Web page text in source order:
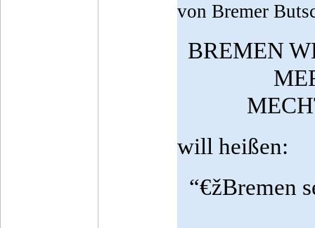
von Bremer
BREMEN
will heißen:
“€žBremen